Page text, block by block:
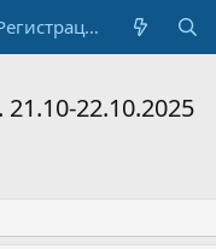
Регистрация
22.10.2025